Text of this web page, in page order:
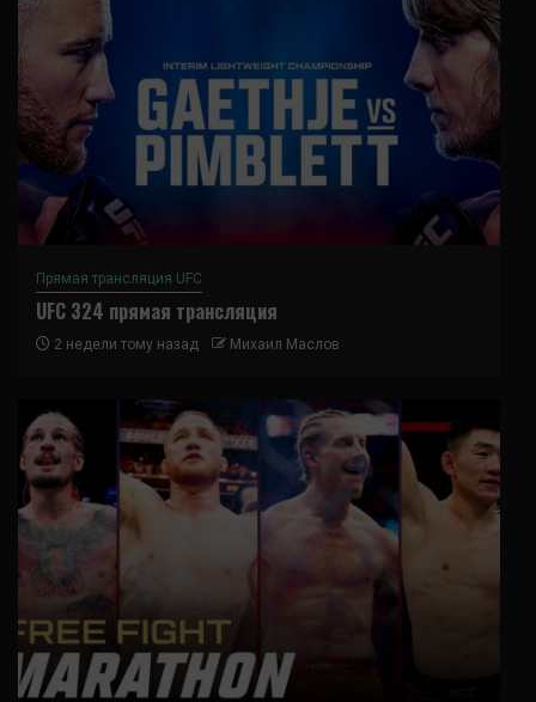
Прямая трансляция UFC
UFC 324 прямая трансляция
2 недели тому назад Михаил Маслов